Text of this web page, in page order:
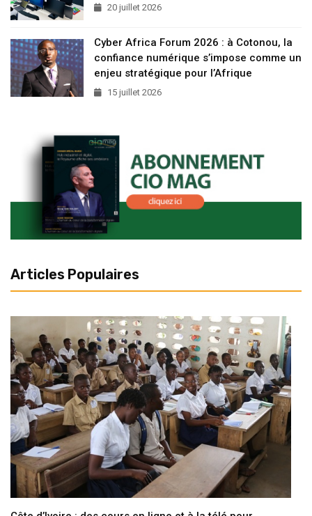
20 juillet 2026
Cyber Africa Forum 2026 : à Cotonou, la
confiance numérique s’impose comme un
enjeu stratégique pour l’Afrique
15 juillet 2026
Articles Populaires